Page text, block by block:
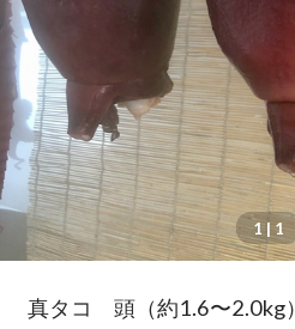
1| 1
真タコ 頭（約1.6〜2.0kg）